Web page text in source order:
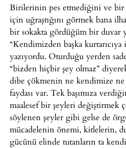
Birilerinin pes etmediğini ve bir
için uğraştığını görmek bana
bir sokakta gördüğüm bir duvar
“Kendimizden başka kurtarıcıya
yazıyordu. Oturduğu yerden
“bizden hiçbir şey olmaz”
dibe çökmenin ne kendimize
faydası var. Tek başımıza
maalesef bir şeyleri değiştirmek
söylenen şeyler gibi gelse de
mücadelenin önemi, kitlelerin,
gücünü elinde tutanların ta